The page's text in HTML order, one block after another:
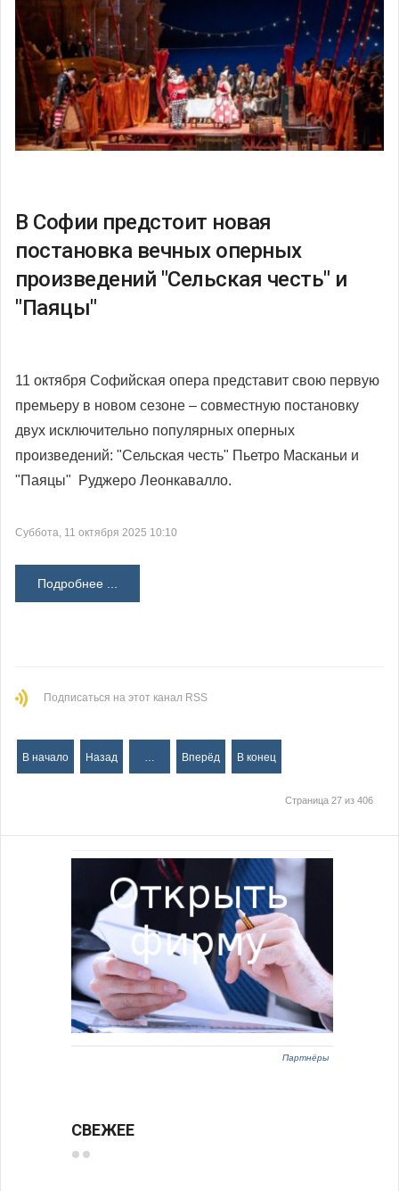
В Софии предстоит новая
постановка вечных оперных
произведений "Сельская честь" и
"Паяцы"
11 октября Софийская опера представит свою первую
премьеру в новом сезоне – совместную постановку
двух исключительно популярных оперных
произведений: "Сельская честь" Пьетро Масканьи и
"Паяцы" Руджеро Леонкавалло.
Суббота, 11 октября 2025 10:10
Подробнее ...
Подписаться на этот канал RSS
В начало Назад Вперёд В конец
Страница 27 из 406
Партнёры
СВЕЖЕЕ